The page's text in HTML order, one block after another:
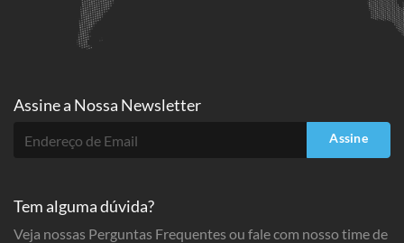
Assine a Nossa Newsletter
Assine
Tem alguma dúvida?
Veja nossas Perguntas Frequentes ou fale com nosso time de